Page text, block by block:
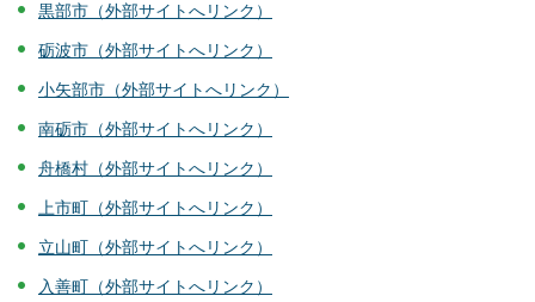
黒部市（外部サイトへリンク）
砺波市（外部サイトへリンク）
小矢部市（外部サイトへリンク）
南砺市（外部サイトへリンク）
舟橋村（外部サイトへリンク）
上市町（外部サイトへリンク）
立山町（外部サイトへリンク）
入善町（外部サイトへリンク）